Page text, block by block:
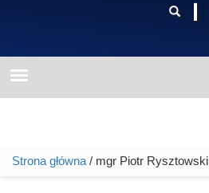
wyszukiwania
Jesteś tutaj
Strona główna / mgr Piotr Rysztowski